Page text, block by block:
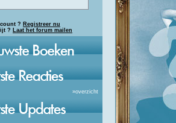
? Registreer nu
? Laat het forum mailen
»overzicht